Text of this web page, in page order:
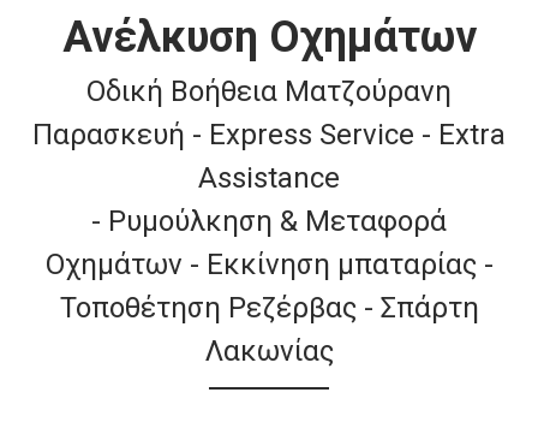
Ανέλκυση Οχημάτων
Οδική Βοήθεια Ματζούρανη
Παρασκευή - Express Service - Extra
Assistance
- Ρυμούλκηση & Μεταφορά
Οχημάτων - Εκκίνηση μπαταρίας -
Τοποθέτηση Ρεζέρβας - Σπάρτη
Λακωνίας